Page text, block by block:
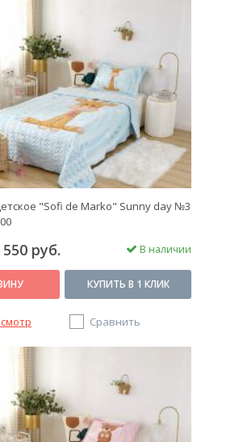
"Sofi de Marko" Sunny day №3
550 руб. В наличии
КУПИТЬ В 1 КЛИК
Сравнить